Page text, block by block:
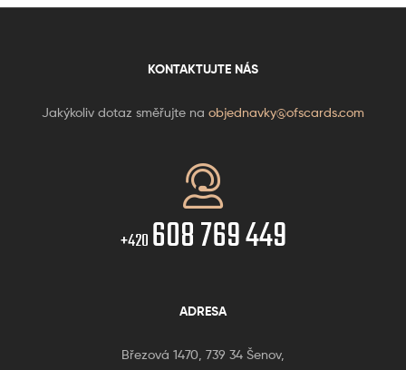
KONTAKTUJTE NÁS
Jakýkoliv dotaz směřujte na objednavky@ofscards.com
+420 608 769 449
ADRESA
Březová 1470, 739 34 Šenov,